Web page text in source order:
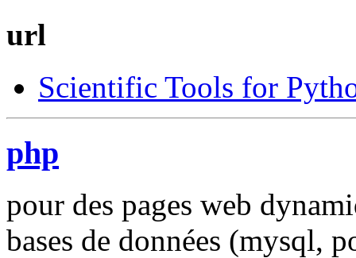
url
Scientific Tools for
php
pour des pages web
bases de données (mysql,